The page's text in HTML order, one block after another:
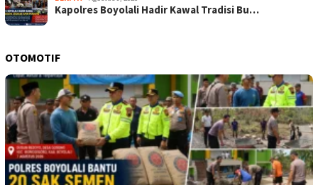
Kapolres Boyolali Hadir Kawal Tradisi Bu…
OTOMOTIF